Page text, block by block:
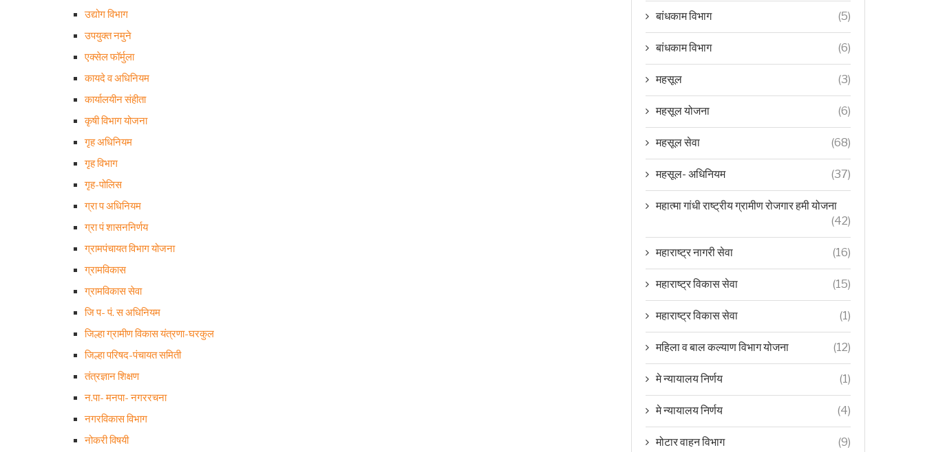
उद्योग विभाग
उपयुक्त नमुने
एक्सेल फॉर्मुला
कायदे व अधिनियम
कार्यालयीन संहीता
कृषी विभाग योजना
गृह अधिनियम
गृह विभाग
गृह-पोलिस
ग्रा प अधिनियम
ग्रा पं शासननिर्णय
ग्रामपंचायत विभाग योजना
ग्रामविकास
ग्रामविकास सेवा
जि प- पं. स अधिनियम
जिल्हा ग्रामीण विकास यंत्रणा-घरकुल
जिल्हा परिषद-पंचायत समिती
तंत्रज्ञान शिक्षण
न.पा- मनपा- नगररचना
नगरविकास विभाग
नोकरी विषयी
बांधकाम विभाग (5)
बांधकाम विभाग (6)
महसूल (3)
महसूल योजना (6)
महसूल सेवा (68)
महसूल- अधिनियम (37)
महात्मा गांधी राष्ट्रीय ग्रामीण रोजगार हमी योजना
(42)
महाराष्ट्र नागरी सेवा (16)
महाराष्ट्र विकास सेवा (15)
महाराष्ट्र विकास सेवा (1)
महिला व बाल कल्याण विभाग योजना (12)
मे न्यायालय निर्णय (1)
मे न्यायालय निर्णय (4)
मोटार वाहन विभाग (9)